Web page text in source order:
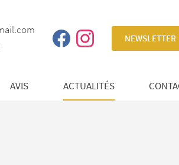
NEWSLETTER
AVIS ACTUALITÉS